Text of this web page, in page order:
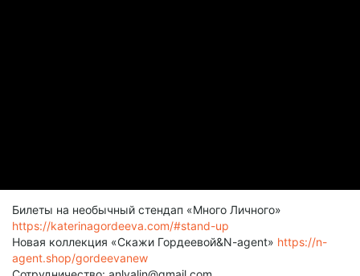
Билеты на необычный стендап «Много Личного»
https://katerinagordeeva.com/#stand-up
Новая коллекция «Скажи Гордеевой&N-agent» https://n-
agent.shop/gordeevanew